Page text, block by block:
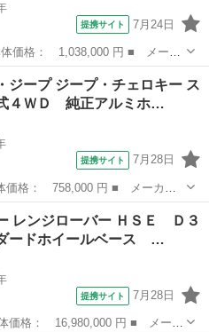
提携サイト 7月24日
００ ■ グレード名： １．
ーカラー） 純正ディスプレイ
ジープ ジープ・チェロキー ス
４ＷＤ 純正アルミホ…
提携サイト 7月28日
種名： ジープ・チェロキー ■
ＷＤ 純正アルミホイール サイ
レンジローバー ＨＳＥ Ｄ３
ードホイールベース …
提携サイト 7月28日